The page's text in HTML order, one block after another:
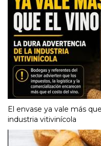
El envase ya vale más
industria vitivinícola